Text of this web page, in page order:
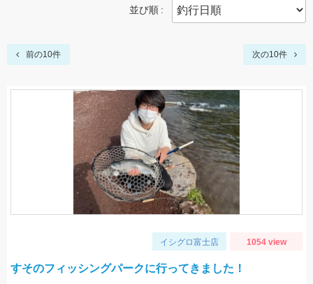
並び順
前の10件 次の10件
イシグロ富士店 1054 view
すそのフィッシングパークに行ってきました！